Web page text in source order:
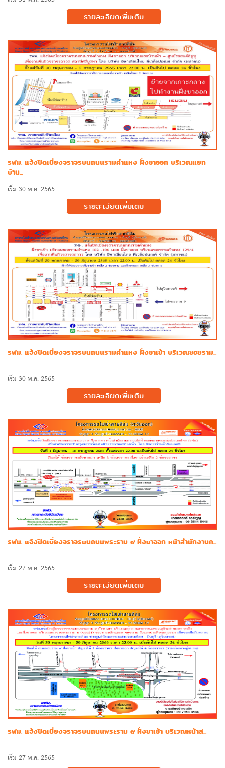
รายละเอียดเพิ่มเติม
รฟม. แจ้งปิดเบี่ยงจราจรบนถนนรามคำแหง ฝั่งขาออก บริเวณแยก
บ้าน...
เริ่ม 30 พ.ค. 2565
รายละเอียดเพิ่มเติม
รฟม. แจ้งปิดเบี่ยงจราจรบนถนนรามคำแหง ฝั่งขาเข้า บริเวณซอยราม...
เริ่ม 30 พ.ค. 2565
รายละเอียดเพิ่มเติม
รฟม. แจ้งปิดเบี่ยงจราจรบนถนนพระราม ๙ ฝั่งขาออก หน้าสำนักงานก...
เริ่ม 27 พ.ค. 2565
รายละเอียดเพิ่มเติม
รฟม. แจ้งปิดเบี่ยงจราจรบนถนนพระราม ๙ ฝั่งขาเข้า บริเวณหน้าส...
เริ่ม 27 พ.ค. 2565